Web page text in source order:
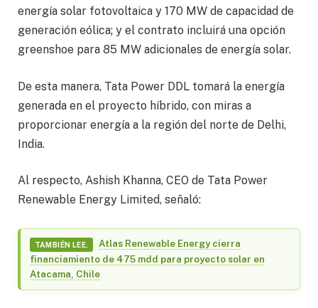
energía solar fotovoltaica y 170 MW de capacidad de
generación eólica; y el contrato incluirá una opción
greenshoe para 85 MW adicionales de energía solar.
De esta manera, Tata Power DDL tomará la energía
generada en el proyecto híbrido, con miras a
proporcionar energía a la región del norte de Delhi,
India.
Al respecto, Ashish Khanna, CEO de Tata Power
Renewable Energy Limited, señaló:
TAMBIÉN LEE.
Atlas Renewable Energy cierra
financiamiento de 475 mdd para proyecto solar en
Atacama, Chile